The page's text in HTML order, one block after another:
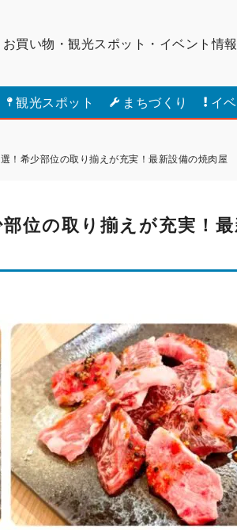
買い物・観光スポット・ イベント情
観光スポット まちづくり イ
！希少部位の取り揃えが充実！最新設備の焼肉屋
位の取り揃えが充実！